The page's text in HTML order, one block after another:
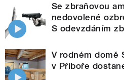
Se zbraňovou
nedovolené
S odevzdáním
V rodném domě
v Příboře